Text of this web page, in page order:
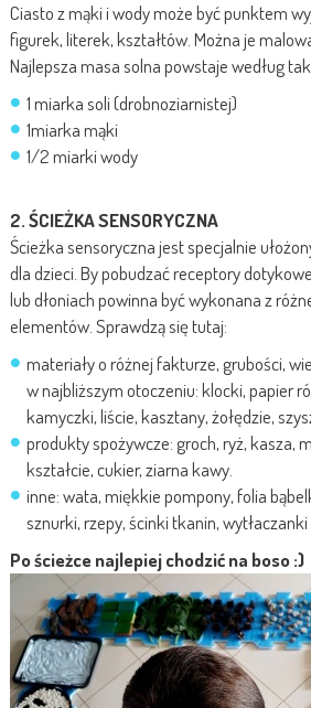
Ciasto z mąki i wody może być punktem
figurek, literek, kształtów. Można je
Najlepsza masa solna powstaje według
1 miarka soli (drobnoziarnistej)
1miarka mąki
1/2 miarki wody
2. ŚCIEŻKA SENSORYCZNA
Ścieżka sensoryczna jest specjalnie
dla dzieci. By pobudzać receptory
lub dłoniach powinna być wykonana z
elementów. Sprawdzą się tutaj:
materiały o różnej fakturze, grubości,
w najbliższym otoczeniu: klocki, papier
kamyczki, liście, kasztany, żołędzie,
produkty spożywcze: groch, ryż, kasza,
kształcie, cukier, ziarna kawy.
inne: wata, miękkie pompony, folia
sznurki, rzepy, ścinki tkanin,
Po ścieżce najlepiej chodzić na boso :)